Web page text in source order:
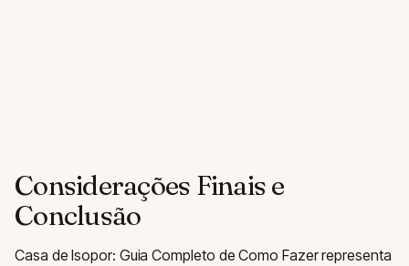
Considerações Finais e
Conclusão
Casa de Isopor: Guia Completo de Como Fazer representa